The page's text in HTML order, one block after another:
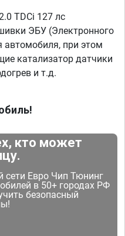
TDCi 127 лс
ЭБУ (Электронного
автомобиля, при этом
катализатор датчики
и т.д.
кто может
сети Евро Чип Тюнинг
в 50+ городах РФ
безопасный